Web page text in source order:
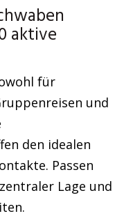
aktive
für
und
den idealen
Passen
Lage und